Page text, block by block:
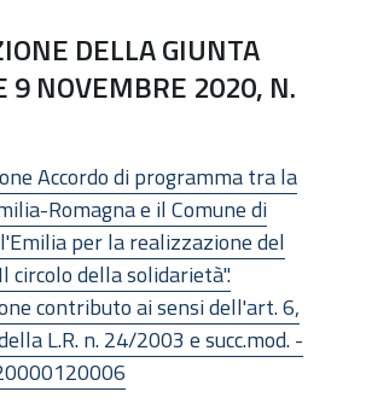
DELLA GIUNTA
9 NOVEMBRE 2020, N.
Accordo di programma tra la
Romagna e il Comune di
per la realizzazione del
circolo della solidarietà".
contributo ai sensi dell'art. 6,
L.R. n. 24/2003 e succ.mod. -